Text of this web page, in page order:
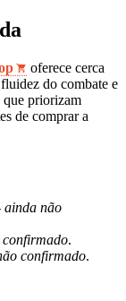
oferece cerca
do combate e
que priorizam
de comprar a
ainda não
.
confirmado.